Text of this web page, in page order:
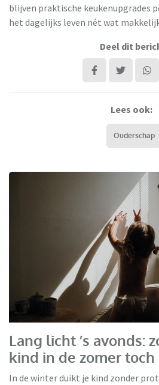
blijven praktische keukenupgrades
het dagelijks leven nét wat
Deel dit
Lees ook:
Ouderschap
Lang licht ’s avonds:
kind in de zomer
In de winter duikt je kind zonder